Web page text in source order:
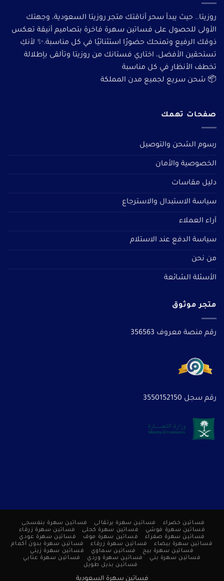
روزيتا.. حيث يبدأ سحر أناقتك متجر روزيتا السعودية، وجهتك
الأولى للحصول على فساتين سهرة فاخرة بتصاميم أنيقة تعكس
ذوقك الرفيع وتمنحك حضورًا استثنائيًا في كل مناسبة.✨ لأنكِ
تستحقين الأفضل، اختاري فستانك من روزيتا وتألقى بإطلالة
تخطف الأنظار في كل مناسبة
📦 شحن سريع لجميع مدن المملكة
صفحات تهمك
رسوم الشحن والتوصيل
الخصوصية والأمان
دليل مقاسات
سياسة الاستبدال والاسترجاع
آراء العملاء
سياسة الدفع عند الاستلام
من نحن
الأسئلة الشائعة
متجر موثوق
رقم منصة معروف 356563
رقم سجل 3550152150
فساتين خضراء فساتين سهرة برتقالى
فساتين سهرة بنفسجى
فساتين سهرة فوشي
فساتين سهرة كحلى
فساتين سهرة زرقاء
فساتين سهرة صفراء
فساتين سهرة موف
فساتين سهرة عودي
فساتين سهرة بيضاء
فساتين سهرة زرقاء
فساتين سهرة بدون أكمام
فساتين سهرة بيج
فساتين سماوي
فساتين سهرة زيتي
فساتين سهرة بني
فساتين سهرة وردي
فساتين سهرة عنابي
فساتين بذيل طويل
فساتين سهرة السعودية